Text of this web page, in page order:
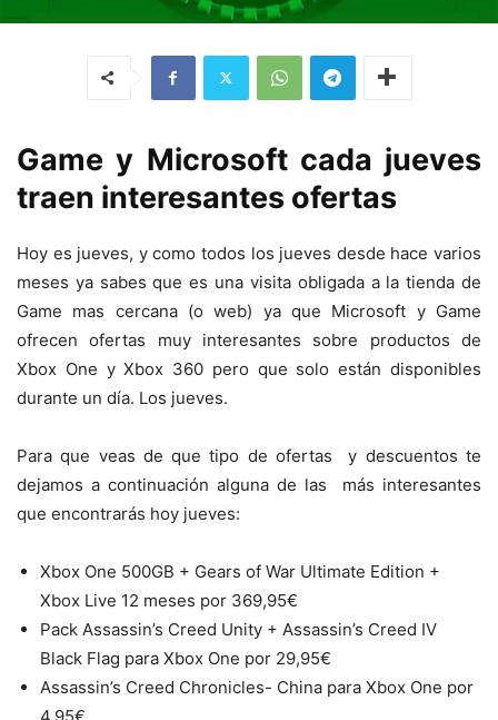
Game y Microsoft cada jueves
traen interesantes ofertas
Hoy es jueves, y como todos los jueves desde hace varios
meses ya sabes que es una visita obligada a la tienda de
Game mas cercana (o web) ya que Microsoft y Game
ofrecen ofertas muy interesantes sobre productos de
Xbox One y Xbox 360 pero que solo están disponibles
durante un día. Los jueves.
Para que veas de que tipo de ofertas y descuentos te
dejamos a continuación alguna de las más interesantes
que encontrarás hoy jueves:
Xbox One 500GB + Gears of War Ultimate Edition +
Xbox Live 12 meses por 369,95€
Pack Assassin’s Creed Unity + Assassin’s Creed IV
Black Flag para Xbox One por 29,95€
Assassin’s Creed Chronicles- China para Xbox One por
4,95€